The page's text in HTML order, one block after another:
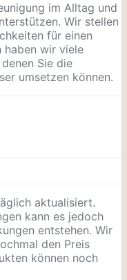
im Alltag und
Wir stellen
für einen
haben wir viele
Sie die
umsetzen können.
aktualisiert.
kann es jedoch
entstehen. Wir
den Preis
können noch